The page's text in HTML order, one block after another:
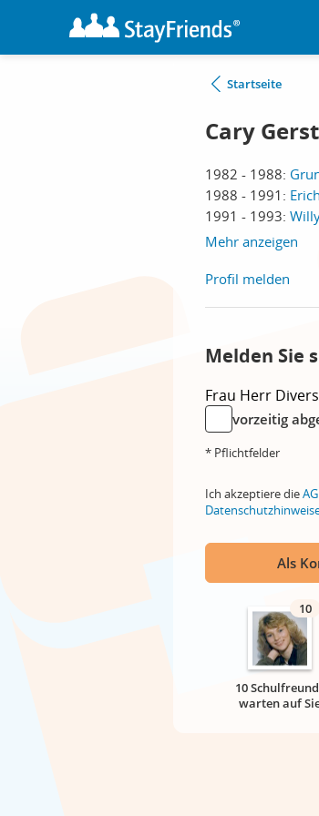
Startseite
Cary
1982 - 1988:
1988 - 1991:
1991 - 1993:
Mehr anzeigen
Profil melden
Melden Sie
Frau Herr Divers
vorzeitig
* Pflichtfelder
Ich akzeptiere die
Als
10
10
warten auf